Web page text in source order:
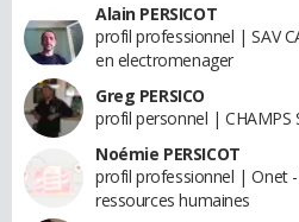
Alain PERSICOT
profil professionnel | SAV
en electromenager
Greg PERSICO
profil personnel | CHAMPS
Noémie PERSICOT
profil professionnel | Onet
ressources humaines